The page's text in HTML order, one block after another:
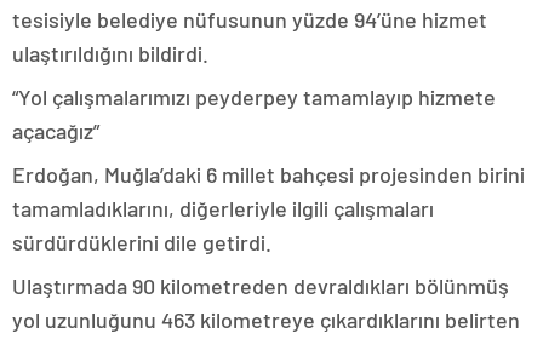
tesisiyle belediye nüfusunun yüzde 94’üne hizmet
ulaştırıldığını bildirdi.
“Yol çalışmalarımızı peyderpey tamamlayıp hizmete
açacağız”
Erdoğan, Muğla’daki 6 millet bahçesi projesinden birini
tamamladıklarını, diğerleriyle ilgili çalışmaları
sürdürdüklerini dile getirdi.
Ulaştırmada 90 kilometreden devraldıkları bölünmüş
yol uzunluğunu 463 kilometreye çıkardıklarını belirten